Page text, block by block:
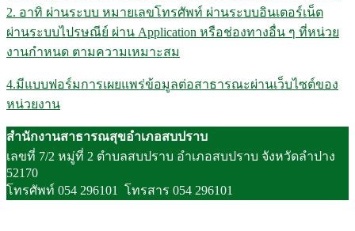
2. อาทิ ผ่านระบบ หมายเลขโทรศัพท์ ผ่านระบบอินเตอร์เน็ต
ผ่านระบบไปรษณีย์ ผ่าน Application หรือช่องทางอื่น ๆ ที่หน่วย
งานกำหนด ตามความเหมาะสม
4.มีแบบฟอร์มการเผยแพร่ข้อมูลต่อสาธารณะผ่านเว็บไซต์ของ
หน่วยงาน
สำนักงานสาธารณสุขอำเภอสบปราบ
เลขที่ 7/2 หมู่ที่ 2 ตำบลสบปราบ อำเภอสบปราบ จังหวัดลำปาง
52170
โทรศัพท์ 054 296101 โทรสาร 054 296101